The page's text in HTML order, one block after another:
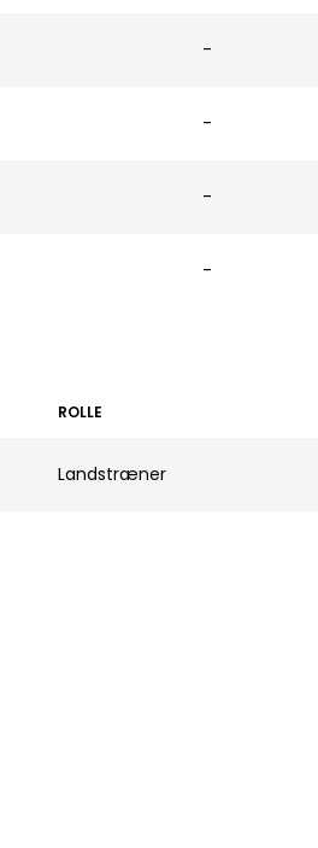
-
-
-
-
ROLLE
Landstræner